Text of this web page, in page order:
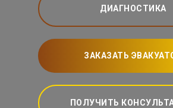
ДИАГНОСТИКА
ЗАКАЗАТЬ
ПОЛУЧИТЬ